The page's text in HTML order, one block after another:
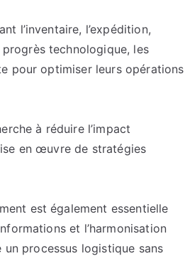
moderne
l’inventaire, l’expédition,
progrès technologique, les
pour optimiser leurs opérations
à réduire l’impact
en œuvre de stratégies
est également essentielle
et l’harmonisation
processus logistique sans